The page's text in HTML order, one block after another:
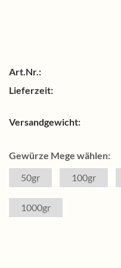
Art.Nr.:
Lieferzeit:
Versandgewicht:
Gewürze Mege wählen:
50gr
100gr
1000gr